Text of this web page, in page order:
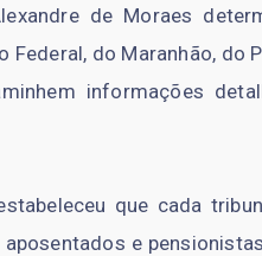
de Moraes
do Maranhão, do
informações
que cada
e